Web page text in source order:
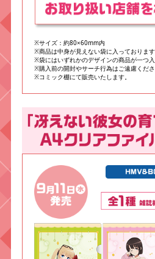
※サイズ：約80×60mm内
※商品は中身が見えない袋に入っております
※袋にはいずれかのデザインの商品が一つ入
※購入前の開封やサーチ行為はご遠慮くださ
※コミック棚にて販売いたします。